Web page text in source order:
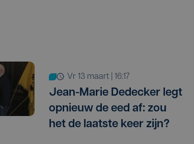
vr 13 maart | 16:17
Jean-Marie Dedecker legt
opnieuw de eed af: zou
het de laatste keer zijn?